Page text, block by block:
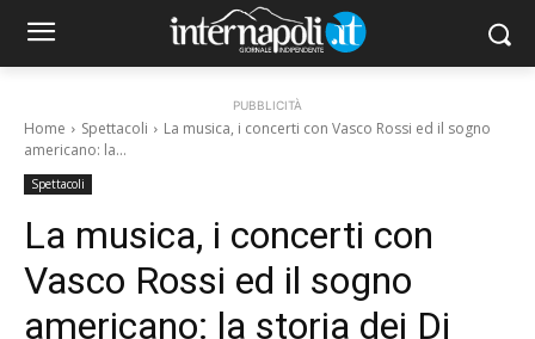
PUBBLICITÀ
Home Spettacoli
La musica, i concerti con Vasco Rossi ed il sogno
americano: la...
Spettacoli
La musica, i concerti con
Vasco Rossi ed il sogno
americano: la storia dei Dj